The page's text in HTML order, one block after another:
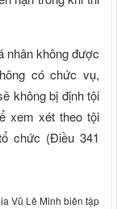
nhân không được
có chức vụ,
không bị định tội
xem xét theo tội
chức (Điều 341
Vũ Lê Minh biên tập